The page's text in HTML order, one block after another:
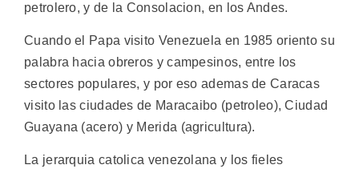
petrolero, y de la Consolacion, en los Andes.
Cuando el Papa visito Venezuela en 1985 oriento su
palabra hacia obreros y campesinos, entre los
sectores populares, y por eso ademas de Caracas
visito las ciudades de Maracaibo (petroleo), Ciudad
Guayana (acero) y Merida (agricultura).
La jerarquia catolica venezolana y los fieles